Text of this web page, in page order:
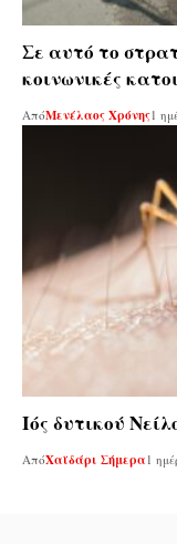
Σε αυτό το
κοινωνικές
ΑπόΜενέλαος Χρόνης1
Ιός δυτικού
ΑπόΧαϊδάρι Σήμερα 1